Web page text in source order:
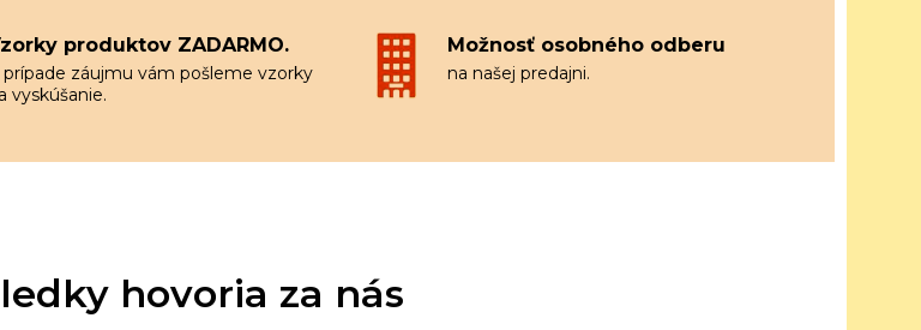
produktov ZADARMO.
prípade záujmu vám pošleme vzorky
vyskúšanie.
Možnosť osobného odberu
na našej predajni.
hovoria za nás